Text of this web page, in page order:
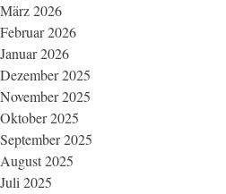
März 2026
Februar 2026
Januar 2026
Dezember 2025
November 2025
Oktober 2025
September 2025
August 2025
Juli 2025